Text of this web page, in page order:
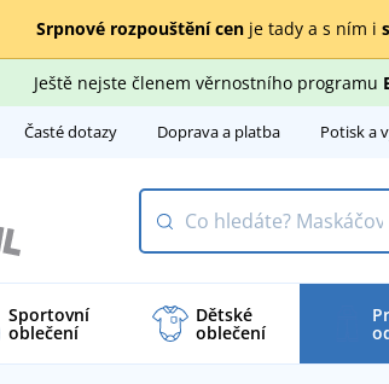
Srpnové rozpouštění cenje tady a s ním i
Ještě nejste členem věrnostního programu
Časté dotazy Doprava a platba Potisk a
Sportovní
oblečení
Dětské
oblečení